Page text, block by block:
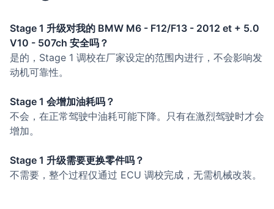
Stage 1 升级对我的 BMW M6 - F12/F13 - 2012 et + 5.0
V10 - 507ch 安全吗？
是的，Stage 1 调校在厂家设定的范围内进行，不会影响发
动机可靠性。
Stage 1 会增加油耗吗？
不会，在正常驾驶中油耗可能下降。只有在激烈驾驶时才会
增加。
Stage 1 升级需要更换零件吗？
不需要，整个过程仅通过 ECU 调校完成，无需机械改装。